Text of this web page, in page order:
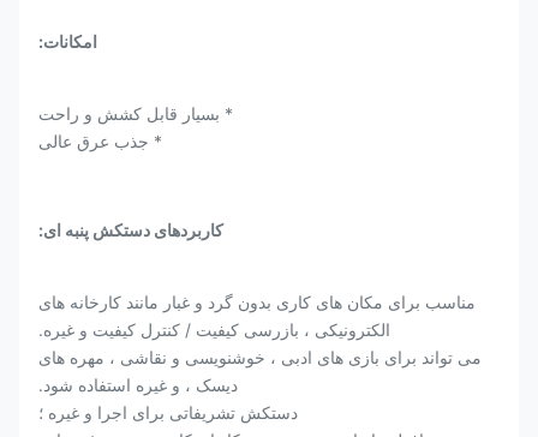
امکانات:
* بسیار قابل کشش و راحت
* جذب عرق عالی
کاربردهای دستکش پنبه ای:
مناسب برای مکان های کاری بدون گرد و غبار مانند کارخانه های
الکترونیکی ، بازرسی کیفیت / کنترل کیفیت و غیره.
می تواند برای بازی های ادبی ، خوشنویسی و نقاشی ، مهره های
دیسک ، و غیره استفاده شود.
دستکش تشریفاتی برای اجرا و غیره ؛